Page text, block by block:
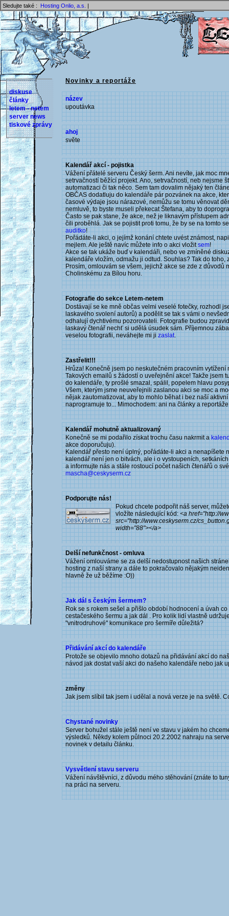
Sledujte také : Hosting Onlio, a.s. |
diskuse
články
letem - netem
server news
tiskové zprávy
Novinky a reportáže
název
upoutávka
ahoj
světe
Kalendář akcí - pojistka
Vážení přátelé serveru Český šerm. Ani nevíte, jak moc
setrvačností běžící projekt. Ano, setrvačností, neb nejsme
automatizaci či tak něco. Sem tam dovalim nějaký ten
OBČAS dodatluju do kalendáře pár pozvánek na akce,
časové výdaje jsou nárazové, nemůžu se tomu věnovat
nemluvě, to byste museli překecat Štefana, aby to
Často se pak stane, že akce, než je liknavým přístupem
čili proběhlá. Jak se pojistit proti tomu, že by se na tomto
auditko!
Pořádáte-li akci, o jejímž konání chtete uvést známost,
mejlem. Ale ještě navíc můžete info o akci vložitsem!
Akce se tak ukáže buď v kalendáři, nebo ve zmíněné
kalendáře vložím, odmažu ji odtud. Souhlas? Tak do
Prosím, omlouvám se všem, jejichž akce se zde z důvodů
Cholinskému za Bílou horu.
Fotografie do sekce Letem-netem
Dostávají se ke mně občas velmi veselé fotečky, rozhodl
laskavého svolení autorů) a podělit se tak s vámi o
odhalují dychtivému pozorovateli. Fotografie budou
laskavý čtenář nechť si udělá úsudek sám. Příjemnou
veselou fotografii, neváhejte mi jizaslat.
Zastřelit!!!
Hrůza! Konečně jsem po neskutečném pracovním
Takových emailů s žádostí o uveřejnění akce! Takže jsem
do kalendáře, ty prošlé smazal, spálil, popelem hlavu
Všem, kterým jsme neuveřejnili zaslanou akci se moc a
nějak zautomatizovat, aby to mohlo běhat i bez naší
naprogramuje to... Mimochodem: ani na články a
Kalendář mohutně aktualizovaný
Konečně se mi podařilo získat trochu času nakrmit a
akce doporučuju).
Kalendář přesto není úplný, pořádáte-li akci a nenapíšete
kalendář není jen o bitvách, ale i o vystoupeních,
a informujte nás a stále rostoucí počet našich čtenářů o
mascha@ceskyserm.cz
Podporujte nás!
Pokud chcete podpořit náš server,
vložíte následující kód:<a href="http://
src="http://www.ceskyserm.cz/
width="88"></a>
Delší nefunkčnost - omluva
Vážení omlouváme se za delší nedostupnost našich
hosting z naší strany a dále to pokračovalo nějakým
hlavně že už běžíme :O))
Jak dál s českým šermem?
Rok se s rokem sešel a přišlo období hodnocení a úvah
cestačeského šermu a jak dál . Pro kolik lidí vlastně
"vnitrodruhové" komunikace pro šermíře důležitá?
Přidávání akcí do kalendáře
Protože se objevilo mnoho dotazů na přidávání akcí do
návod jak dostat vaší akci do našeho kalendáře nebo jak
změny
Jak jsem slíbil tak jsem i udělal a nová verze je na světě.
Chystané novinky
Server bohužel stále ještě není ve stavu v jakém ho
výsledků. Někdy kolem půlnoci 20.2.2002 nahraju na
novinek v detailu článku.
Vysvětlení stavu serveru
Vážení návštěvníci, z důvodu mého stěhování (znáte to
na práci na serveru.